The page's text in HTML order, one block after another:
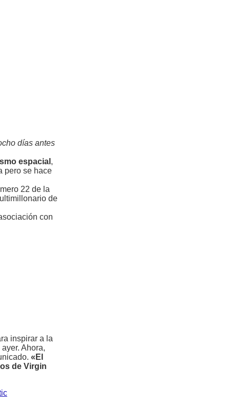
días antes
espacial ,
pero se hace
22 de la
de
con
inspirar a la
Ahora,
«El
de Virgin